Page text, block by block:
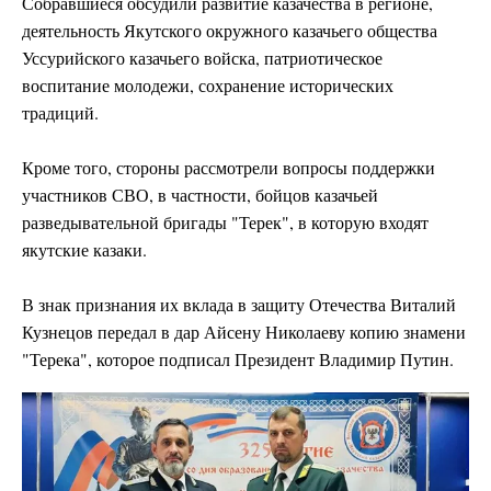
деятельность Якутского окружного казачьего общества
Уссурийского казачьего войска, патриотическое
воспитание молодежи, сохранение исторических
традиций.
Кроме того, стороны рассмотрели вопросы поддержки
участников СВО, в частности, бойцов казачьей
разведывательной бригады "Терек", в которую входят
якутские казаки.
В знак признания их вклада в защиту Отечества Виталий
Кузнецов передал в дар Айсену Николаеву копию знамени
"Терека", которое подписал Президент Владимир Путин.